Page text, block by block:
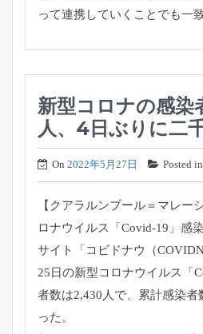
って連携していくことでも一
新型コロナの感
人、4日ぶりに二
On 2022年5月27日 Posted in
【クアラルンプール＝マレ
ロナウイルス「Covid-19」感
サイト「コビドナウ（
25日の新型コロナウイルス「
者数は2,430人で、累計感染者
った。